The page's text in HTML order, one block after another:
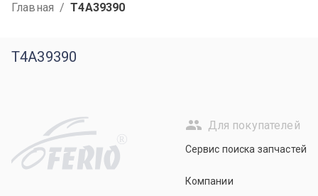
Главная / T4A39390
T4A39390
R
Для покупателей
Сервис поиска запчастей
Компании